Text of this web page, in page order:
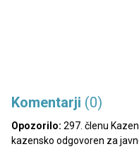
Komentarji (0)
Opozorilo: 297. členu
kazensko odgovoren za